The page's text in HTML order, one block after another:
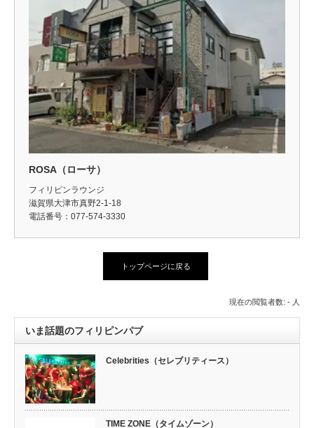
ROSA（ローサ）
フィリピンラウンジ
滋賀県大津市真野2-1-18
電話番号：077-574-3330
トップページに戻る
現在の閲覧者数: - 人
いま話題のフィリピンパブ
Celebrities（セレブリティース）
TIME ZONE（タイムゾーン）